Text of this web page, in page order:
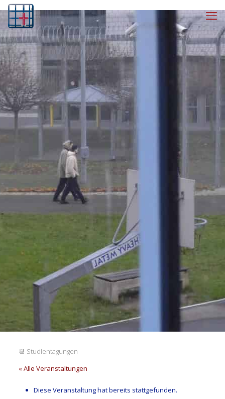
📆 Studientagungen
« Alle Veranstaltungen
Diese Veranstaltung hat bereits stattgefunden.